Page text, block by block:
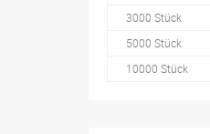
3000 Stück
5000 Stück
10000 Stück